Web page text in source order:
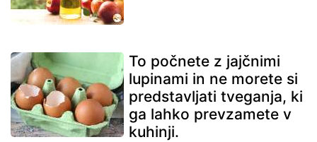
To počnete z jajčnimi
lupinami in ne morete si
predstavljati tveganja, ki
ga lahko prevzamete v
kuhinji.